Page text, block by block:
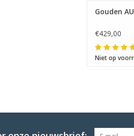
Gouden
€429,00
Niet op